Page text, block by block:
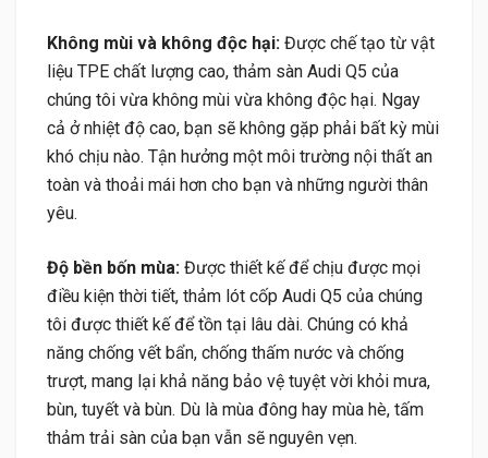
Không mùi và không độc hại: Được chế tạo từ vật
liệu TPE chất lượng cao, thảm sàn Audi Q5 của
chúng tôi vừa không mùi vừa không độc hại. Ngay
cả ở nhiệt độ cao, bạn sẽ không gặp phải bất kỳ mùi
khó chịu nào. Tận hưởng một môi trường nội thất an
toàn và thoải mái hơn cho bạn và những người thân
yêu.
Độ bền bốn mùa: Được thiết kế để chịu được mọi
điều kiện thời tiết, thảm lót cốp Audi Q5 của chúng
tôi được thiết kế để tồn tại lâu dài. Chúng có khả
năng chống vết bẩn, chống thấm nước và chống
trượt, mang lại khả năng bảo vệ tuyệt vời khỏi mưa,
bùn, tuyết và bùn. Dù là mùa đông hay mùa hè, tấm
thảm trải sàn của bạn vẫn sẽ nguyên vẹn.